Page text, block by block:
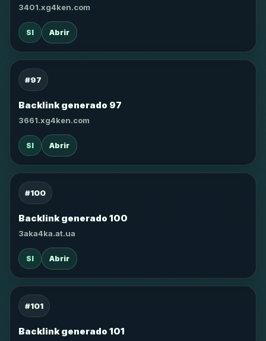
3401.xg4ken.com
SI Abrir
#97
Backlink generado 97
3661.xg4ken.com
SI Abrir
#100
Backlink generado 100
3aka4ka.at.ua
SI Abrir
#101
Backlink generado 101